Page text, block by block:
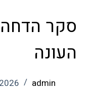
סקר
העונה
admin